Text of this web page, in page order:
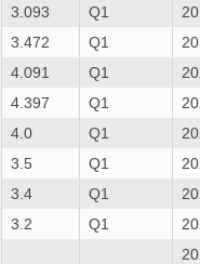
3.093
Q1
3.472
Q1
4.091
Q1
4.397
Q1
4.0
Q1
3.5
Q1
3.4
Q1
3.2
Q1